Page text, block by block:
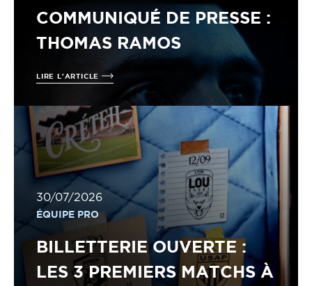
COMMUNIQUÉ DE PRESSE :
THOMAS RAMOS
LIRE L'ARTICLE
30/07/2026
ÉQUIPE PRO
BILLETTERIE OUVERTE :
LES 3 PREMIERS MATCHS À